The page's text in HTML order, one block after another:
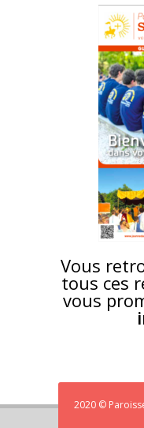
Vous
tous ces
vous
2020 ©